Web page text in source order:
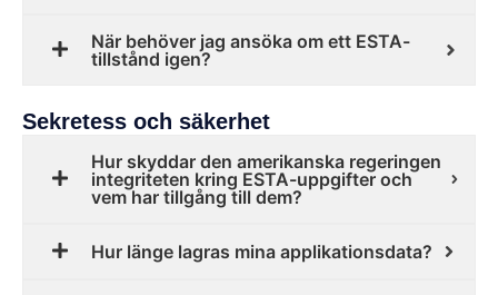
När behöver jag ansöka om ett ESTA-
tillstånd igen?
Sekretess och säkerhet
Hur skyddar den amerikanska regeringen
integriteten kring ESTA-uppgifter och
vem har tillgång till dem?
Hur länge lagras mina applikationsdata?